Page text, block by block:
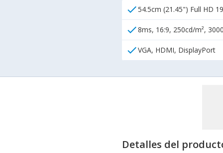
check54.5cm (21.45") Full HD
check8ms, 16:9, 250cd/m²,
checkVGA, HDMI, DisplayPort
Detalles del